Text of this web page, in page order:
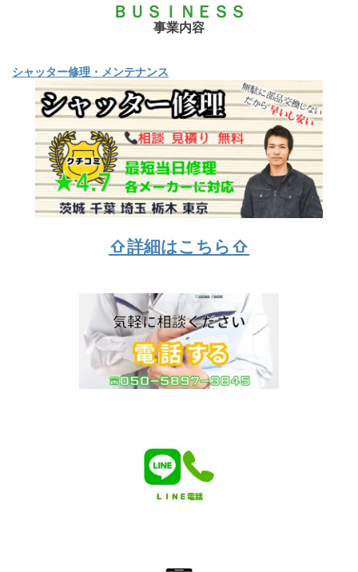
ＢＵＳＩＮＥＳＳ
事業内容
シャッター修理・メンテナンス
⇧詳細はこちら⇧